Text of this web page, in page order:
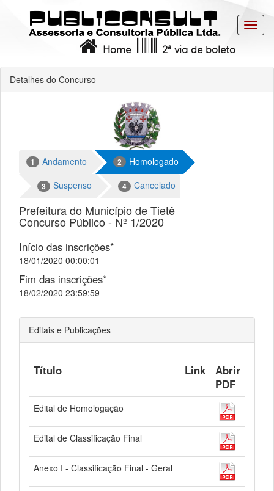
2ª via de boleto
Home
Detalhes do Concurso
1 Andamento 2 Homologado
3 Suspenso 4 Cancelado
Prefeitura do Município de Tietê
Concurso Público - Nº 1/2020
Início das inscrições*
18/01/2020 00:00:01
Fim das inscrições*
18/02/2020 23:59:59
Editais e Publicações
Título Link
Abrir
PDF
Edital de Homologação
Edital de Classificação Final
Anexo I - Classificação Final - Geral